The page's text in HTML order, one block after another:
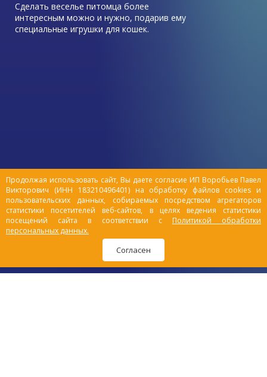
Продолжая использовать сайт, Вы даете согласие ИП Воробьев Павел
Викторович (ИНН 183210496401) на обработку файлов cookies и
пользовательских данных, собираемых посредством агрегаторов
статистики посетителей веб-сайтов, в целях ведения статистики
посещений сайта в соответствии с Политикой обработки
персональных данных.
Согласен
Сделать веселье питомца более
интересным можно и нужно, подарив ему
специальные игрушки для кошек.